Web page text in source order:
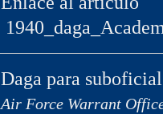
Daga para
Air Force Warrant